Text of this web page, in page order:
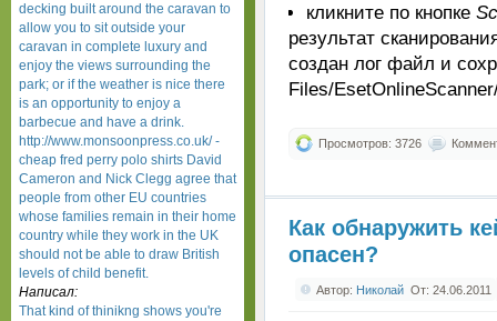
кликните по кнопке
результат
создан лог файл и
Files/
Просмотров: 3726
Как обнаружить
опасен?
Автор: Николай От: 24.06.2011
decking built around the caravan to
allow you to sit outside your
caravan in complete luxury and
enjoy the views surrounding the
park; or if the weather is nice there
is an opportunity to enjoy a
barbecue and have a drink.
http://www.monsoonpress.co.uk/ -
cheap fred perry polo shirts David
Cameron and Nick Clegg agree that
people from other EU countries
whose families remain in their home
country while they work in the UK
should not be able to draw British
levels of child benefit.
Написал:
That kind of thinikng shows you're